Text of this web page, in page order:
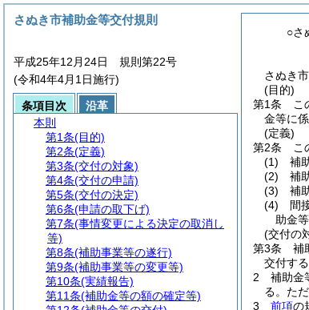
○さ
さぬき
(目的)
第1条
こ
金等に
(定義)
第2条
こ
(1)
補
(2)
補
(3)
補
(4)
間
助金
(交付の
第3条
補
交付する
2
補助金
る。 た
3
前項の
さぬき市補助金等交付規則
平成25年12月24日 規則第22号
(令和4年4月1日施行)
条項目次
沿革
本則
第1条(目的)
第2条(定義)
第3条(交付の対象)
第4条(交付の申請)
第5条(交付の決定)
第6条(申請の取下げ)
第7条(事情変更による決定の取消し
等)
第8条(補助事業等の遂行)
第9条(補助事業等の変更等)
第10条(実績報告)
第11条(補助金等の額の確定等)